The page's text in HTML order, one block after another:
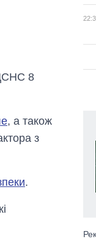
8
, а також
з
.
за 13
війни з